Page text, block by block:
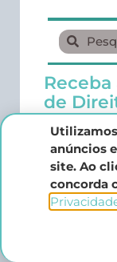
de
anúncios
site. Ao
concorda